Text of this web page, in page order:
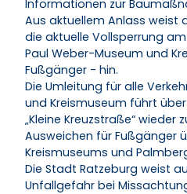
Informationen zur
Aus aktuellem Anlass weist
die aktuelle Vollsperrung
Paul Weber-Museum und
Fußgänger - hin.
Die Umleitung für alle
und Kreismuseum führt über
„Kleine Kreuzstraße“ wieder
Ausweichen für Fußgänger
Kreismuseums und
Die Stadt Ratzeburg weist
Unfallgefahr bei